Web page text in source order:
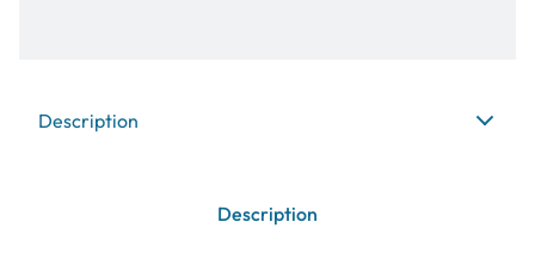
Description
Description